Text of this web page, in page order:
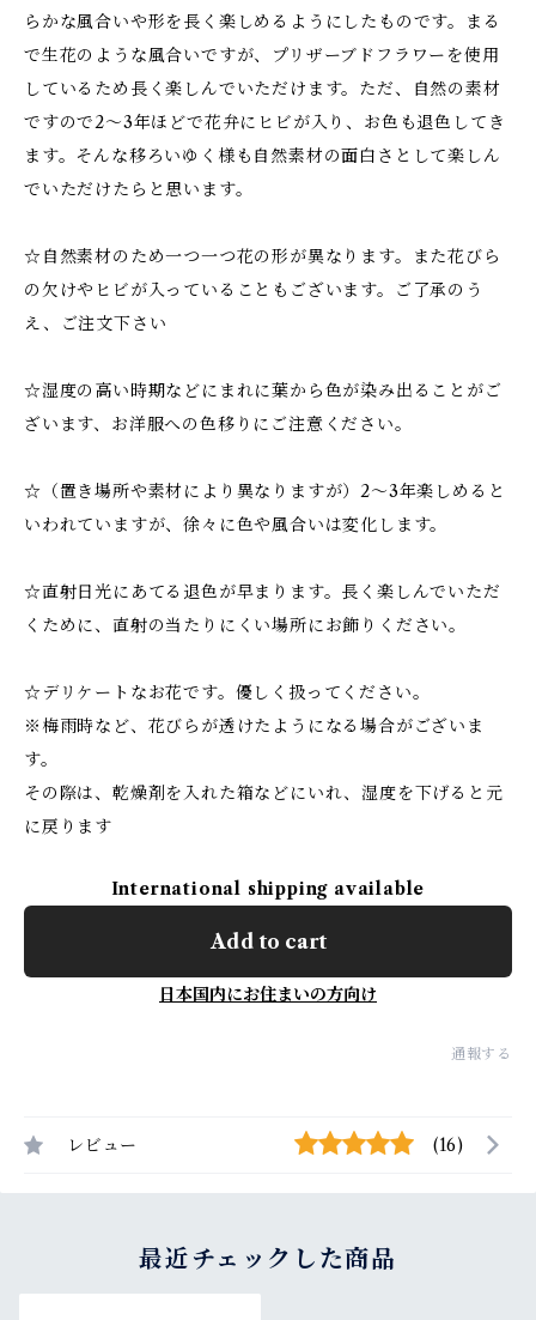
らかな風合いや形を長く楽しめるようにしたものです。まる
で生花のような風合いですが、プリザーブドフラワーを使用
しているため長く楽しんでいただけます。ただ、自然の素材
ですので2～3年ほどで花弁にヒビが入り、お色も退色してき
ます。そんな移ろいゆく様も自然素材の面白さとして楽しん
でいただけたらと思います。
☆自然素材のため一つ一つ花の形が異なります。また花びら
の欠けやヒビが入っていることもございます。ご了承のう
え、ご注文下さい
☆湿度の高い時期などにまれに葉から色が染み出ることがご
ざいます、お洋服への色移りにご注意ください。
☆（置き場所や素材により異なりますが）2～3年楽しめると
いわれていますが、徐々に色や風合いは変化します。
☆直射日光にあてる退色が早まります。長く楽しんでいただ
くために、直射の当たりにくい場所にお飾りください。
☆デリケートなお花です。優しく扱ってください。
※梅雨時など、花びらが透けたようになる場合がございま
す。
その際は、乾燥剤を入れた箱などにいれ、湿度を下げると元
に戻ります
International shipping available
Add to cart
日本国内にお住まいの方向け
通報する
レビュー (16)
最近チェックした商品